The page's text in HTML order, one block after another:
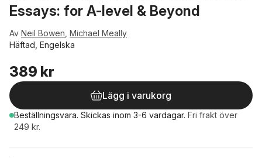
Essays: for A-level & Beyond
Av Neil Bowen Michael Meally
Häftad, Engelska
389 kr
Lägg i varukorg
Beställningsvara. Skickas inom 3-6 vardagar. Fri frakt över
249 kr.